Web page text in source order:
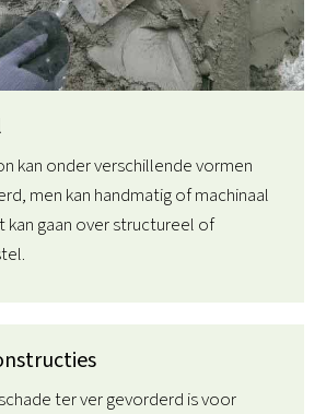
kan onder verschillende vormen
men kan handmatig of machinaal
kan gaan over structureel of
ter ver gevorderd is voor